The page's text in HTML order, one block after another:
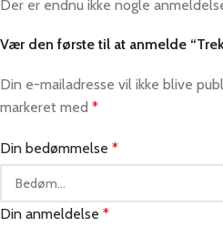
Der er endnu ikke nogle
Vær den første til at anmelde
Din e-mailadresse vil ikke blive
markeret med *
Din bedømmelse *
Din anmeldelse *